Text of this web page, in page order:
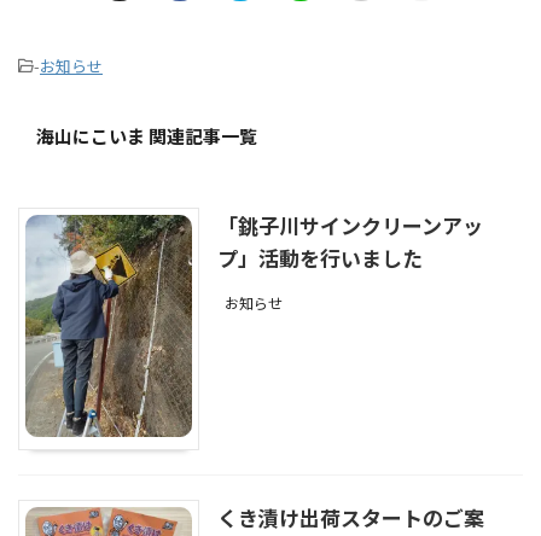
-お知らせ
海山にこいま 関連記事一覧
「銚子川サインクリーンアッ
プ」活動を行いました
お知らせ
くき漬け出荷スタートのご案